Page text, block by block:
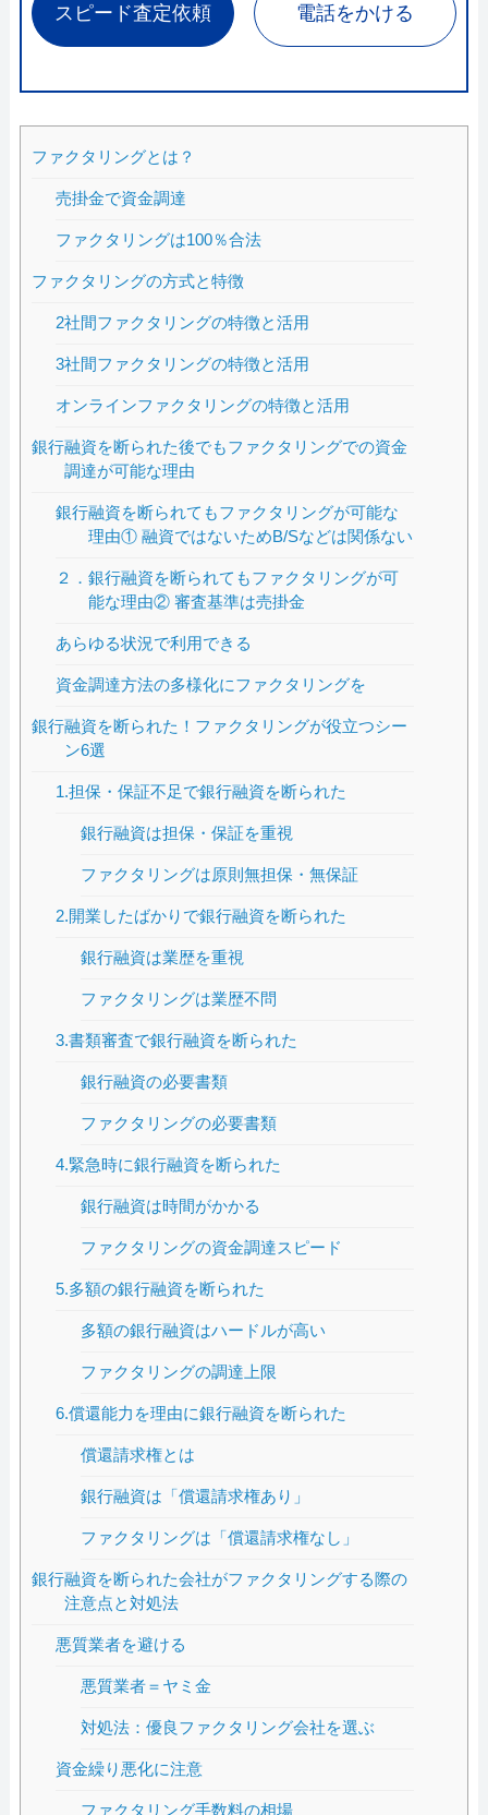
スピード査定依頼 電話をかける
ファクタリングとは？
売掛金で資金調達
ファクタリングは100％合法
ファクタリングの方式と特徴
2社間ファクタリングの特徴と活用
3社間ファクタリングの特徴と活用
オンラインファクタリングの特徴と活用
銀行融資を断られた後でもファクタリングでの資金
調達が可能な理由
銀行融資を断られてもファクタリングが可能な
理由① 融資ではないためB/Sなどは関係ない
２．銀行融資を断られてもファクタリングが可
能な理由② 審査基準は売掛金
あらゆる状況で利用できる
資金調達方法の多様化にファクタリングを
銀行融資を断られた！ファクタリングが役立つシー
ン6選
1.担保・保証不足で銀行融資を断られた
銀行融資は担保・保証を重視
ファクタリングは原則無担保・無保証
2.開業したばかりで銀行融資を断られた
銀行融資は業歴を重視
ファクタリングは業歴不問
3.書類審査で銀行融資を断られた
銀行融資の必要書類
ファクタリングの必要書類
4.緊急時に銀行融資を断られた
銀行融資は時間がかかる
ファクタリングの資金調達スピード
5.多額の銀行融資を断られた
多額の銀行融資はハードルが高い
ファクタリングの調達上限
6.償還能力を理由に銀行融資を断られた
償還請求権とは
銀行融資は「償還請求権あり」
ファクタリングは「償還請求権なし」
銀行融資を断られた会社がファクタリングする際の
注意点と対処法
悪質業者を避ける
悪質業者＝ヤミ金
対処法：優良ファクタリング会社を選ぶ
資金繰り悪化に注意
ファクタリング手数料の相場